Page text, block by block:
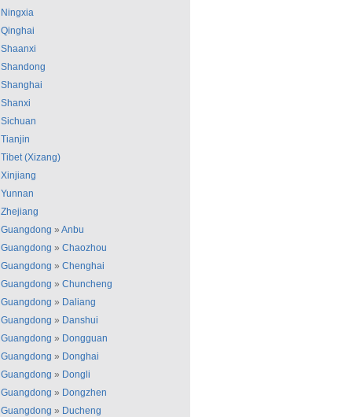
Ningxia
Qinghai
Shaanxi
Shandong
Shanghai
Shanxi
Sichuan
Tianjin
Tibet (Xizang)
Xinjiang
Yunnan
Zhejiang
Guangdong » Anbu
Guangdong » Chaozhou
Guangdong » Chenghai
Guangdong » Chuncheng
Guangdong » Daliang
Guangdong » Danshui
Guangdong » Dongguan
Guangdong » Donghai
Guangdong » Dongli
Guangdong » Dongzhen
Guangdong » Ducheng